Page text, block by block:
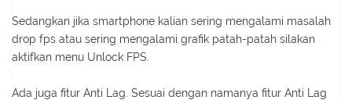
Sedangkan jika smartphone kalian sering mengalami masalah
drop fps atau sering mengalami grafik patah-patah silakan
aktifkan menu Unlock FPS.
Ada juga fitur Anti Lag. Sesuai dengan namanya fitur Anti Lag